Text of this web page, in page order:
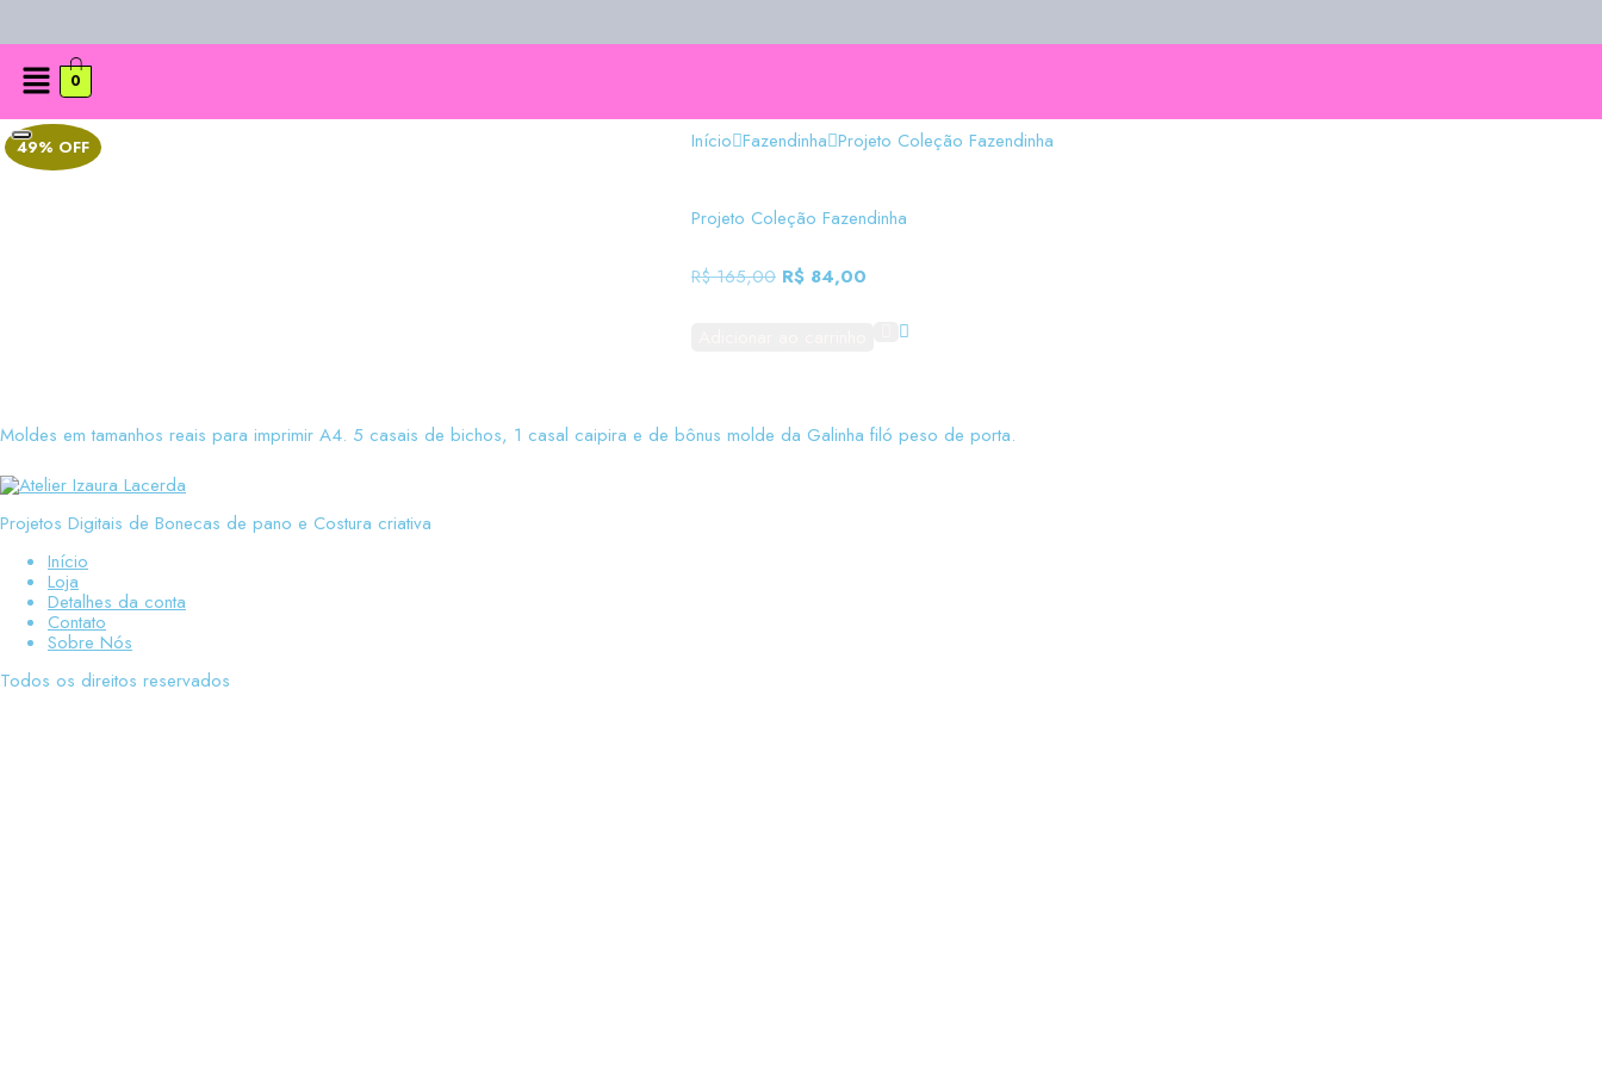
0
49% OFF Início Fazendinha Projeto Coleção Fazendinha
Projeto Coleção Fazendinha
R$165,00 R$ 84,00
Moldes em tamanhos reais para imprimir A4. 5 casais de bichos, 1 casal caipira e de bônus molde da Galinha filó peso de porta.
Projetos Digitais de Bonecas de pano e Costura criativa
Início
Loja
Detalhes da conta
Contato
Sobre Nós
Todos os direitos reservados